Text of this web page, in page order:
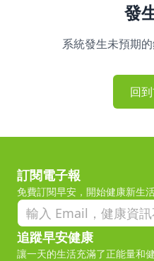
發
系統發生未預期的
回
訂閱電子報
免費訂閱早安，開始健康新生活
追蹤早安健康
讓一天的生活充滿了正能量和